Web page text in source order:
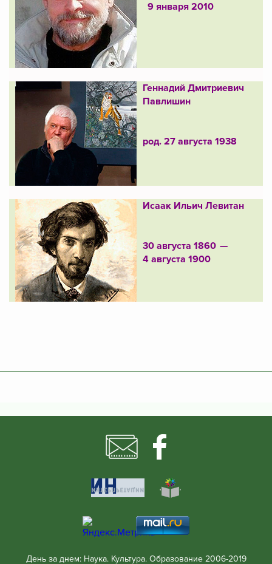
9 января 2010
Геннадий Дмитриевич
Павлишин
род. 27 августа 1938
Исаак Ильич Левитан
30 августа 1860 —
4 августа 1900
День за днем: Наука. Культура. Образование 2006-2019